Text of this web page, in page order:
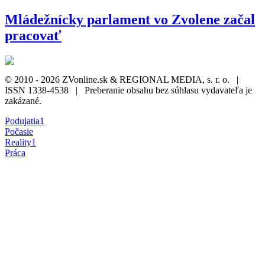
Mládežnícky parlament vo Zvolene začal
pracovať
© 2010 - 2026 ZVonline.sk & REGIONAL MEDIA, s. r. o. |
ISSN 1338-4538 | Preberanie obsahu bez súhlasu vydavateľa je
zakázané.
Podujatia1
Počasie
Reality1
Práca